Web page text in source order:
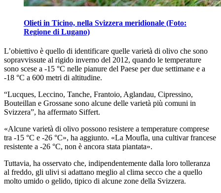
Olieti in Ticino, nella Svizzera meridionale (Foto:
Regione di Lugano)
L’obiettivo è quello di identi­fi­care quelle var­i­età di olivo che sono
sopravvissute al rigido in­verno del 2012, quando le tem­pe­ra­tu­re
sono scese a -15 °C nelle pianure del Paese per due settimane e a
-18 °C a 600 metri di altitudine.
“Lucques, Leccino, Tanche, Frantoio, Aglandau, Cipressino,
Bouteillan e Grossane sono alcune delle varietà più comuni in
Svizzera”, ha affermato Siffert.
«Alcune varietà di olivo possono resistere a temperature comprese
tra -15 °C e -26 °C», ha aggiunto. «La Moufla, una cultivar francese
resistente a -26 °C, non è ancora stata piantata».
Tuttavia, ha osservato che, indipendentemente dalla loro tolleranza
al freddo, gli ulivi si adattano meglio al clima secco che a quello
molto umido o gelido, tipico di alcune zone della Svizzera.